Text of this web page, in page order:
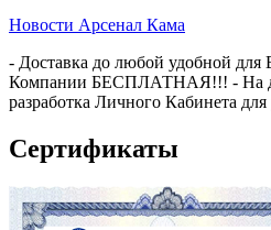
Новости Арсенал Кама
- Доставка до любой удобной для
Компании БЕСПЛАТНАЯ!!! - На
разработка Личного Кабинета для
Сертификаты